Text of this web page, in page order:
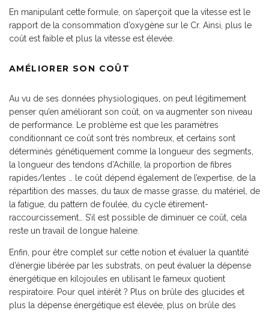
En manipulant cette formule, on s’aperçoit que la vitesse est le
rapport de la consommation d’oxygène sur le Cr. Ainsi, plus le
coût est faible et plus la vitesse est élevée.
AMÉLIORER SON COÛT
Au vu de ses données physiologiques, on peut légitimement
penser qu’en améliorant son coût, on va augmenter son niveau
de performance. Le problème est que les paramètres
conditionnant ce coût sont très nombreux, et certains sont
déterminés génétiquement comme la longueur des segments,
la longueur des tendons d’Achille, la proportion de fibres
rapides/lentes … le coût dépend également de l’expertise, de la
répartition des masses, du taux de masse grasse, du matériel, de
la fatigue, du pattern de foulée, du cycle étirement-
raccourcissement… S’il est possible de diminuer ce coût, cela
reste un travail de longue haleine.
Enfin, pour être complet sur cette notion et évaluer la quantité
d’énergie libérée par les substrats, on peut évaluer la dépense
énergétique en kilojoules en utilisant le fameux quotient
respiratoire. Pour quel intérêt ? Plus on brûle des glucides et
plus la dépense énergétique est élevée, plus on brûle des